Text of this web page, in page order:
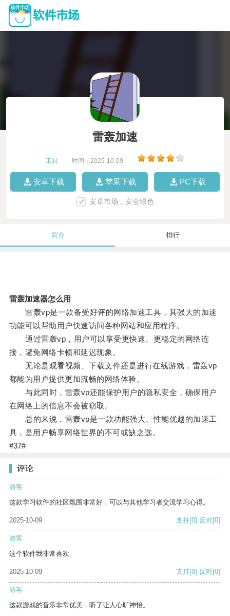
雷轰加速
工具 时间：2025-10-09
安卓下载 苹果下载 PC下载
安卓市场，安全绿色
简介 排行
雷轰加速器怎么用
雷轰vp是一款备受好评的网络加速工具，其强大的加速
功能可以帮助用户快速访问各种网站和应用程序。
通过雷轰vp，用户可以享受更快速、更稳定的网络连
接，避免网络卡顿和延迟现象。
无论是观看视频、下载文件还是进行在线游戏，雷轰vp
都能为用户提供更加流畅的网络体验。
与此同时，雷轰vp还能保护用户的隐私安全，确保用户
在网络上的信息不会被窃取。
总的来说，雷轰vp是一款功能强大、性能优越的加速工
具，是用户畅享网络世界的不可或缺之选。
#37#
评论
游客
这款学习软件的社区氛围非常好，可以与其他学习者交流学习心得。
2025-10-09 支持[0] 反对[0]
游客
这个软件我非常喜欢
2025-10-09 支持[0] 反对[0]
游客
这款游戏的音乐非常优美，听了让人心旷神怡。